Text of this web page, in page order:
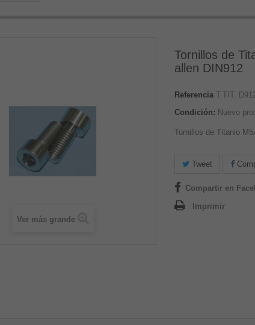
Ver más grande
Tornillos de
allen DIN912
Referencia T.TIT.
Condición: Nuevo
Tornillos de Titanio
Tweet
Compartir en
Imprimir